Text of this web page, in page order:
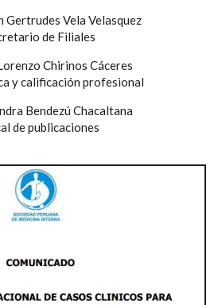
Gertrudes Vela Velasquez
de Filiales
Chirinos Cáceres
y calificación profesional
Bendezú Chacaltana
de publicaciones